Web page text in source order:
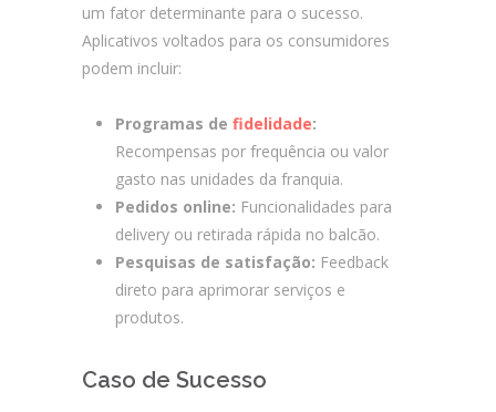
um fator determinante para o sucesso.
Aplicativos voltados para os consumidores
podem incluir:
Programas de fidelidade:
Recompensas por frequência ou valor
gasto nas unidades da franquia.
Pedidos online: Funcionalidades para
delivery ou retirada rápida no balcão.
Pesquisas de satisfação: Feedback
direto para aprimorar serviços e
produtos.
Caso de Sucesso